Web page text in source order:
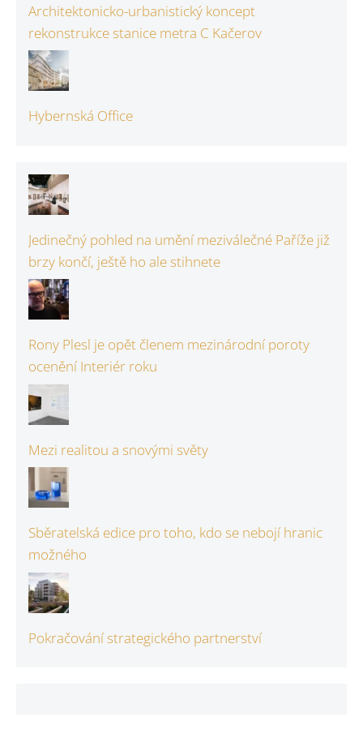
Architektonicko-urbanistický koncept
rekonstrukce stanice metra C Kačerov
Hybernská Office
Jedinečný pohled na umění meziválečné Paříže již
brzy končí, ještě ho ale stihnete
Rony Plesl je opět členem mezinárodní poroty
ocenění Interiér roku
Mezi realitou a snovými světy
Sběratelská edice pro toho, kdo se nebojí hranic
možného
Pokračování strategického partnerství